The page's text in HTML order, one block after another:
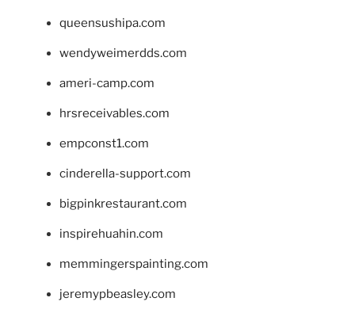
queensushipa.com
wendyweimerdds.com
ameri-camp.com
hrsreceivables.com
empconst1.com
cinderella-support.com
bigpinkrestaurant.com
inspirehuahin.com
memmingerspainting.com
jeremypbeasley.com